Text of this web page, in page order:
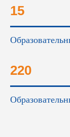
15
220